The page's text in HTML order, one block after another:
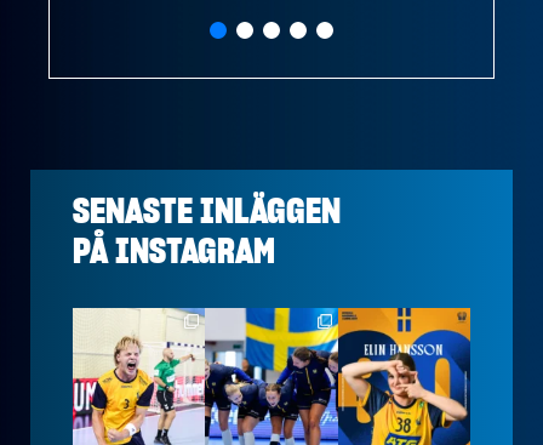
SENASTE INLÄGGEN
PÅINSTAGRAM
handbollslandslaget
Aug 7
handbollslandslaget
Aug 7
handbollslandslaget
Aug 7